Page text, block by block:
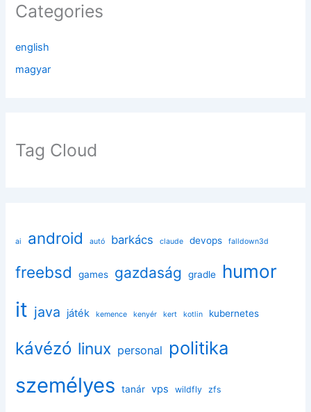
Categories
english
magyar
Tag Cloud
ai android autó barkács claude devops falldown3d
freebsd games gazdaság gradle humor
it java játék kemence kenyér kert kotlin kubernetes
kávézó linux personal politika
személyes tanár vps wildfly zfs